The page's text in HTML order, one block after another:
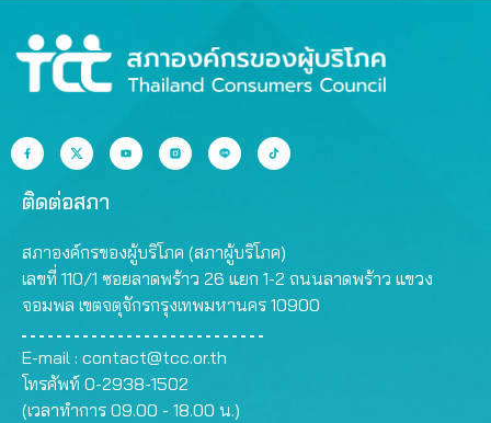
ติดต่อสภา
สภาองค์กรของผู้บริโภค (สภาผู้บริโภค)
เลขที่ 110/1 ซอยลาดพร้าว 26 แยก 1-2 ถนนลาดพร้าว แขวง
จอมพล เขตจตุจักรกรุงเทพมหานคร 10900
E-mail : contact@tcc.or.th
โทรศัพท์ 0-2938-1502
(เวลาทำการ 09.00 - 18.00 น.)